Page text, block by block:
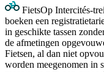
FietsOp Intercités-
boeken een
in geschikte tassen
de afmetingen
Fietsen, al dan niet
worden meegenomen in